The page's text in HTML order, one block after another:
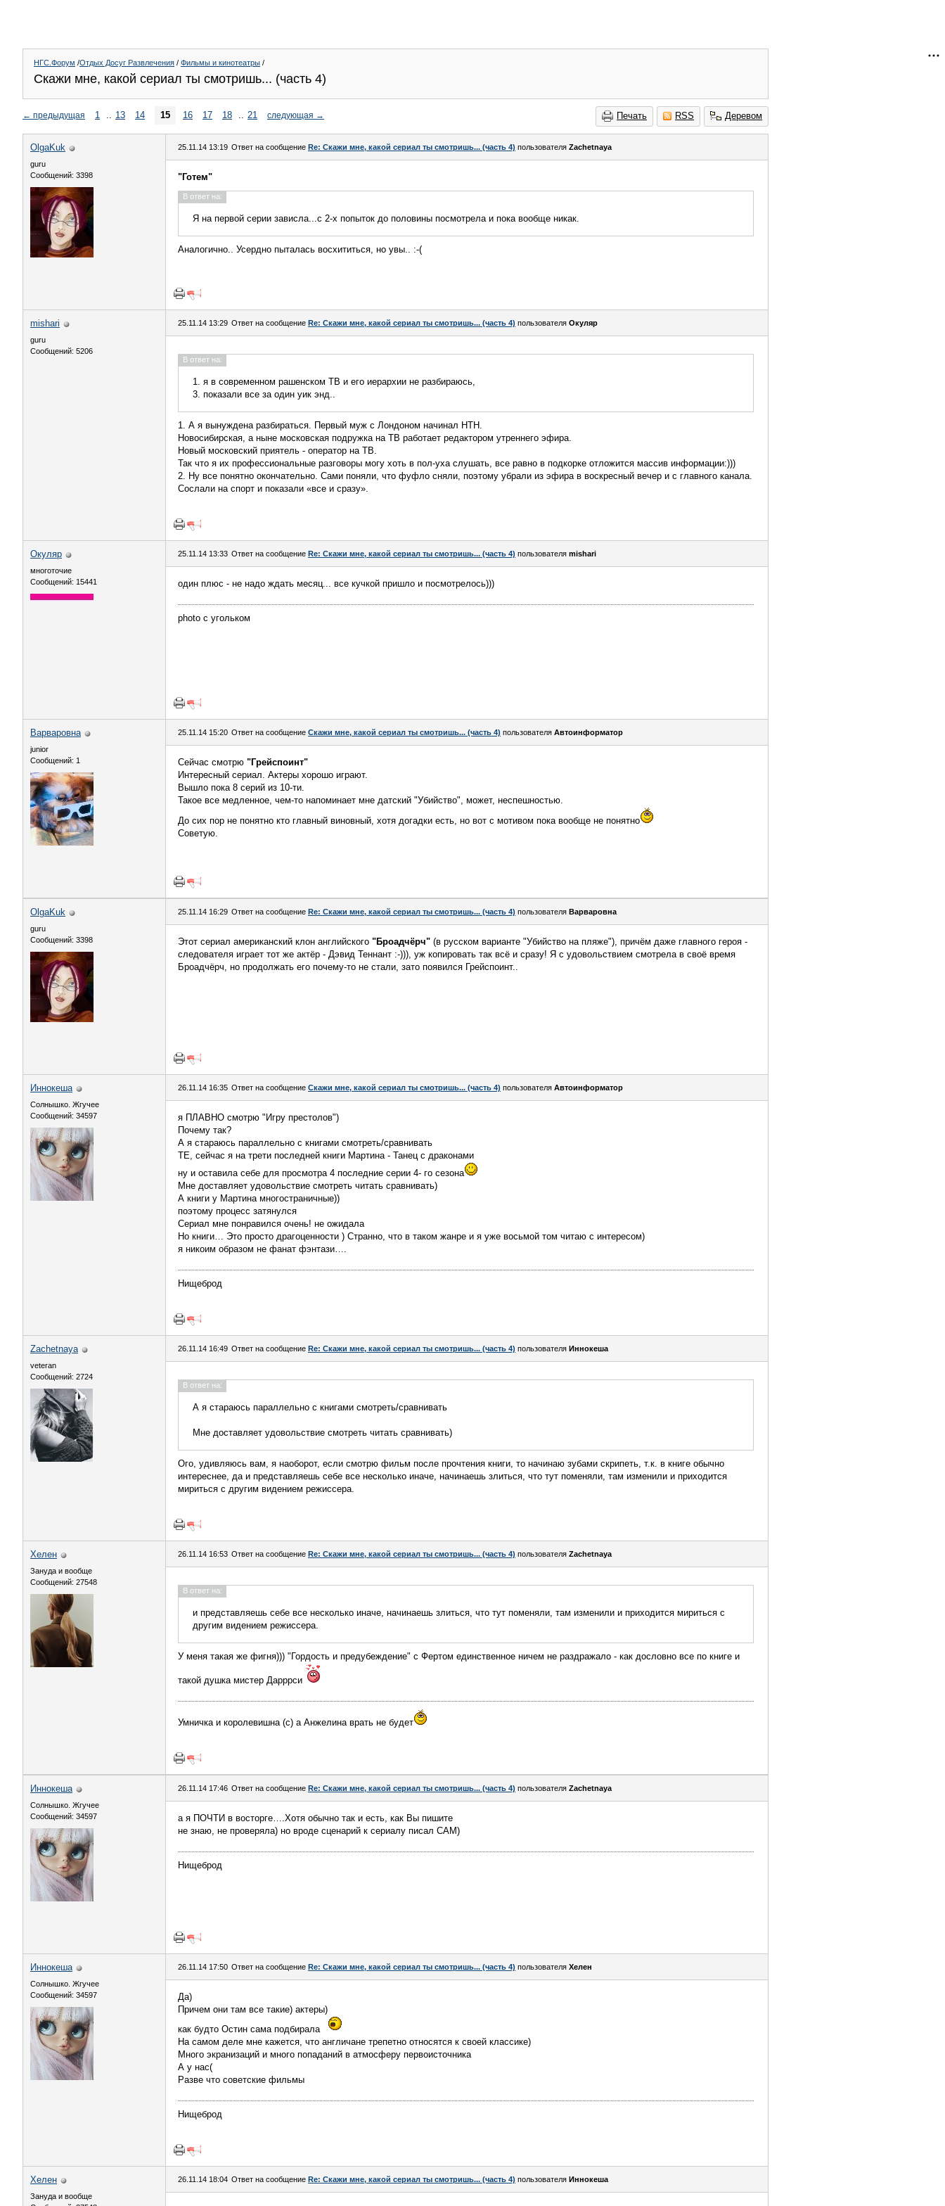
НГС.Форум /Отдых Досуг Развлечения / Фильмы и кинотеатры /
Скажи мне, какой сериал ты смотришь... (часть 4)
Печать RSS Деревом
← предыдущая 1 .. 13 14 15 16 17 18 .. 21 следующая →
OlgaKuk
guru
Сообщений: 3398
25.11.14 13:19 Ответ на сообщение Re: Скажи мне, какой сериал ты смотришь... (часть 4) пользователя Zachetnaya
"Готем"
В ответ на:
Я на первой серии зависла...с 2-х попыток до половины посмотрела и пока вообще никак.
Аналогично.. Усердно пыталась восхититься, но увы.. :-(
mishari
guru
Сообщений: 5206
25.11.14 13:29 Ответ на сообщение Re: Скажи мне, какой сериал ты смотришь... (часть 4) пользователя Окуляр
В ответ на:
1. я в современном рашенском ТВ и его иерархии не разбираюсь,
3. показали все за один уик энд..
1. А я вынуждена разбираться. Первый муж с Лондоном начинал НТН.
Новосибирская, а ныне московская подружка на ТВ работает редактором утреннего эфира.
Новый московский приятель - оператор на ТВ.
Так что я их профессиональные разговоры могу хоть в пол-уха слушать, все равно в подкорке отложится массив информации:)))
2. Ну все понятно окончательно. Сами поняли, что фуфло сняли, поэтому убрали из эфира в воскресный вечер и с главного канала.
Сослали на спорт и показали «все и сразу».
Окуляр
многоточие
Сообщений: 15441
25.11.14 13:33 Ответ на сообщение Re: Скажи мне, какой сериал ты смотришь... (часть 4) пользователя mishari
один плюс - не надо ждать месяц... все кучкой пришло и посмотрелось)))
photo с угольком
Варваровна
junior
Сообщений: 1
25.11.14 15:20 Ответ на сообщение Скажи мне, какой сериал ты смотришь... (часть 4) пользователя Автоинформатор
Сейчас смотрю "Грейспоинт"
Интересный сериал. Актеры хорошо играют.
Вышло пока 8 серий из 10-ти.
Такое все медленное, чем-то напоминает мне датский "Убийство", может, неспешностью.
До сих пор не понятно кто главный виновный, хотя догадки есть, но вот с мотивом пока вообще не понятно
Советую.
OlgaKuk
guru
Сообщений: 3398
25.11.14 16:29 Ответ на сообщение Re: Скажи мне, какой сериал ты смотришь... (часть 4) пользователя Варваровна
Этот сериал американский клон английского "Броадчёрч" (в русском варианте "Убийство на пляже"), причём даже главного героя -
следователя играет тот же актёр - Дэвид Теннант :-))), уж копировать так всё и сразу! Я с удовольствием смотрела в своё время
Броадчёрч, но продолжать его почему-то не стали, зато появился Грейспоинт..
Иннокеша
Солнышко. Жгучее
Сообщений: 34597
26.11.14 16:35 Ответ на сообщение Скажи мне, какой сериал ты смотришь... (часть 4) пользователя Автоинформатор
я ПЛАВНО смотрю "Игру престолов")
Почему так?
А я стараюсь параллельно с книгами смотреть/сравнивать
ТЕ, сейчас я на трети последней книги Мартина - Танец с драконами
ну и оставила себе для просмотра 4 последние серии 4- го сезона
Мне доставляет удовольствие смотреть читать сравнивать)
А книги у Мартина многостраничные))
поэтому процесс затянулся
Сериал мне понравился очень! не ожидала
Но книги… Это просто драгоценности ) Странно, что в таком жанре и я уже восьмой том читаю с интересом)
я никоим образом не фанат фэнтази….
Нищеброд
Zachetnaya
veteran
Сообщений: 2724
26.11.14 16:49 Ответ на сообщение Re: Скажи мне, какой сериал ты смотришь... (часть 4) пользователя Иннокеша
В ответ на:
А я стараюсь параллельно с книгами смотреть/сравнивать
Мне доставляет удовольствие смотреть читать сравнивать)
Ого, удивляюсь вам, я наоборот, если смотрю фильм после прочтения книги, то начинаю зубами скрипеть, т.к. в книге обычно
интереснее, да и представляешь себе все несколько иначе, начинаешь злиться, что тут поменяли, там изменили и приходится
мириться с другим видением режиссера.
Хелен
Зануда и вообще
Сообщений: 27548
26.11.14 16:53 Ответ на сообщение Re: Скажи мне, какой сериал ты смотришь... (часть 4) пользователя Zachetnaya
В ответ на:
и представляешь себе все несколько иначе, начинаешь злиться, что тут поменяли, там изменили и приходится мириться с
другим видением режиссера.
У меня такая же фигня))) "Гордость и предубеждение" с Фертом единственное ничем не раздражало - как дословно все по книге и
такой душка мистер Дарррси
Умничка и королевишна (с) а Анжелина врать не будет
Иннокеша
Солнышко. Жгучее
Сообщений: 34597
26.11.14 17:46 Ответ на сообщение Re: Скажи мне, какой сериал ты смотришь... (часть 4) пользователя Zachetnaya
а я ПОЧТИ в восторге….Хотя обычно так и есть, как Вы пишите
не знаю, не проверяла) но вроде сценарий к сериалу писал САМ)
Нищеброд
Иннокеша
Солнышко. Жгучее
Сообщений: 34597
26.11.14 17:50 Ответ на сообщение Re: Скажи мне, какой сериал ты смотришь... (часть 4) пользователя Хелен
Да)
Причем они там все такие) актеры)
как будто Остин сама подбирала
На самом деле мне кажется, что англичане трепетно относятся к своей классике)
Много экранизаций и много попаданий в атмосферу первоисточника
А у нас(
Разве что советские фильмы
Нищеброд
Хелен
Зануда и вообще
26.11.14 18:04 Ответ на сообщение Re: Скажи мне, какой сериал ты смотришь... (часть 4) пользователя Иннокеша